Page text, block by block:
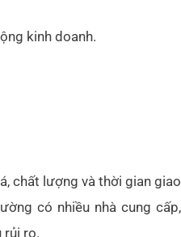
nghiệp giảm giá. Ngược
lợi nhuận mà vẫn duy trì thị